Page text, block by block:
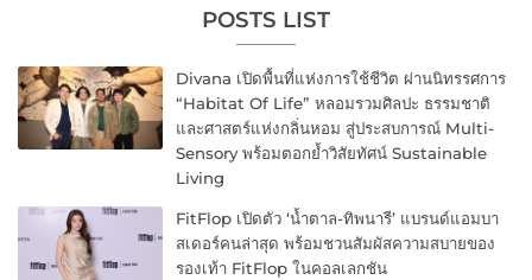
POSTS LIST
Divana เปิดพื้นที่แห่งการใช้ชีวิต ผ่านนิทรรศการ
“Habitat Of Life” หลอมรวมศิลปะ ธรรมชาติ
และศาสตร์แห่งกลิ่นหอม สู่ประสบการณ์ Multi-
Sensory พร้อมตอกย้ำวิสัยทัศน์ Sustainable
Living
FitFlop เปิดตัว ‘น้ำตาล-ทิพนารี’ แบรนด์แอมบา
สเดอร์คนล่าสุด พร้อมชวนสัมผัสความสบายของ
รองเท้า FitFlop ในคอลเลกชัน